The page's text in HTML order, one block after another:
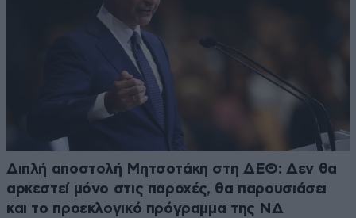
Διπλή αποστολή Μητσοτάκη στη ΔΕΘ: Δεν θα
αρκεστεί μόνο στις παροχές, θα παρουσιάσει
και το προεκλογικό πρόγραμμα της ΝΔ